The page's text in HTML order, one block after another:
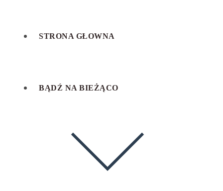
STRONA GŁOWNA
BĄDŹ NA BIEŻĄCO